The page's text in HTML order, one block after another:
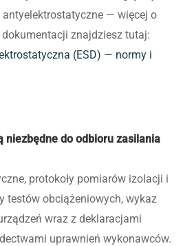
antyelektrostatyczne — więcej o
znajdziesz tutaj:
(ESD) — normy i
niezbędne do odbioru zasilania
protokoły pomiarów izolacji i
testów obciążeniowych, wykaz
wraz z deklaracjami
uprawnień wykonawców.